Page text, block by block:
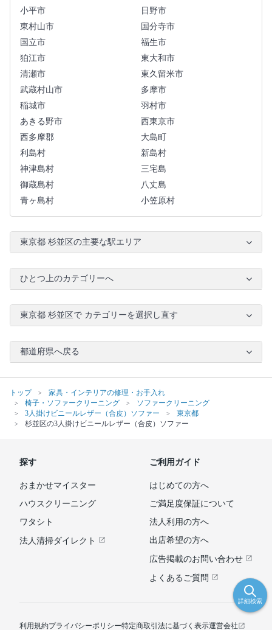
小平市
日野市
東村山市
国分寺市
国立市
福生市
狛江市
東大和市
清瀬市
東久留米市
武蔵村山市
多摩市
稲城市
羽村市
あきる野市
西東京市
西多摩郡
大島町
利島村
新島村
神津島村
三宅島
御蔵島村
八丈島
青ヶ島村
小笠原村
東京都 杉並区の主要な駅エリア
ひとつ上のカテゴリーへ
東京都 杉並区で カテゴリーを選択し直す
都道府県へ戻る
トップ
家具・インテリアの修理・お手入れ
椅子・ソファークリーニング
ソファークリーニング
3人掛けビニールレザー（合皮）ソファー
東京都
杉並区の3人掛けビニールレザー（合皮）ソファー
詳細検索
探す
おまかせマイスター
ハウスクリーニング
ワタシト
法人清掃ダイレクト
ご利用ガイド
はじめての方へ
ご満足度保証について
法人利用の方へ
出店希望の方へ
広告掲載のお問い合わせ
よくあるご質問
利用規約プライバシーポリシー特定商取引法に基づく表示運営会社